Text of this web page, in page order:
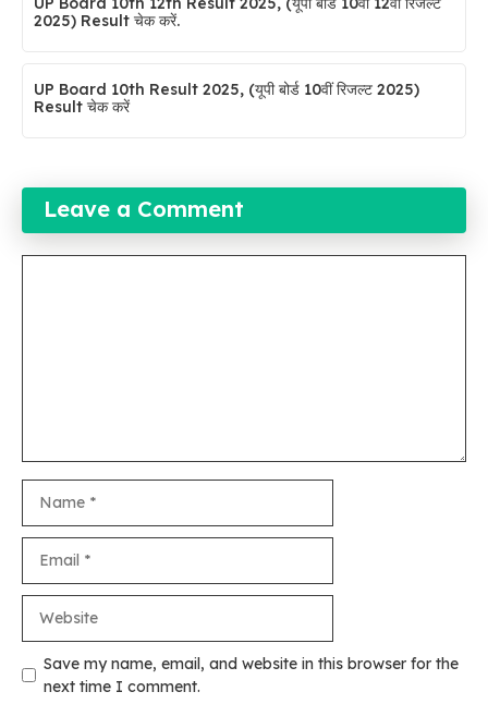
2025) Result चेक करें.
UP Board 10th Result 2025, (यूपी बोर्ड 10वीं रिजल्ट 2025)
Result चेक करें
Leave a Comment
Save my name, email, and website in this browser for the
next time I comment.